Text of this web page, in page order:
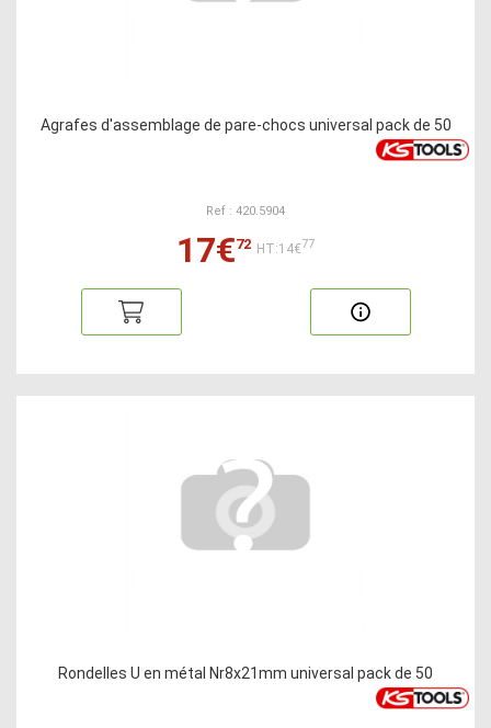
Agrafes d'assemblage de pare-chocs universal pack de 50
Ref : 420.5904
17€72 HT:14€77
Rondelles U en métal Nr8x21mm universal pack de 50